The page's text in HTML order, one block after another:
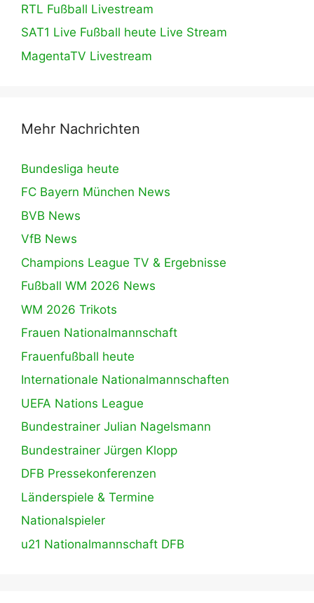
RTL Fußball Livestream
SAT1 Live Fußball heute Live Stream
MagentaTV Livestream
Mehr Nachrichten
Bundesliga heute
FC Bayern München News
BVB News
VfB News
Champions League TV & Ergebnisse
Fußball WM 2026 News
WM 2026 Trikots
Frauen Nationalmannschaft
Frauenfußball heute
Internationale Nationalmannschaften
UEFA Nations League
Bundestrainer Julian Nagelsmann
Bundestrainer Jürgen Klopp
DFB Pressekonferenzen
Länderspiele & Termine
Nationalspieler
u21 Nationalmannschaft DFB